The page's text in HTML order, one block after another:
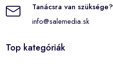
Tanácsra van szüksége?
info@salemedia.sk
Top kategóriák